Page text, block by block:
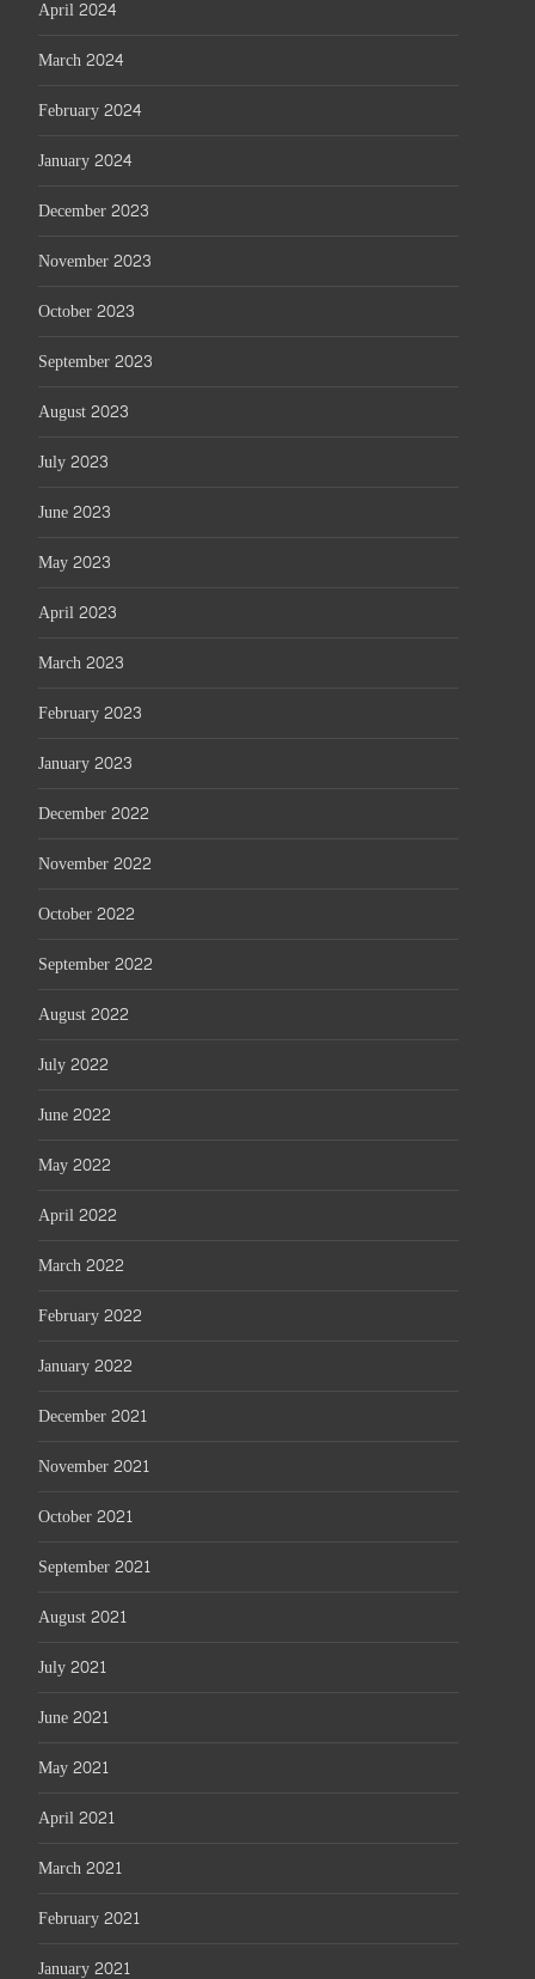
April 2024
March 2024
February 2024
January 2024
December 2023
November 2023
October 2023
September 2023
August 2023
July 2023
June 2023
May 2023
April 2023
March 2023
February 2023
January 2023
December 2022
November 2022
October 2022
September 2022
August 2022
July 2022
June 2022
May 2022
April 2022
March 2022
February 2022
January 2022
December 2021
November 2021
October 2021
September 2021
August 2021
July 2021
June 2021
May 2021
April 2021
March 2021
February 2021
January 2021